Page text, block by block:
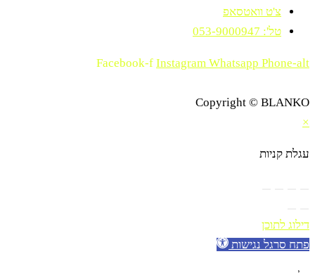
צ'ט וואטסאפ
טל': 053-9000947
Facebook-f Instagram Whatsapp Phone-alt
Copyright © BLANKO
×
עגלת קניות
דילוג לתוכן
פתח סרגל נגישות